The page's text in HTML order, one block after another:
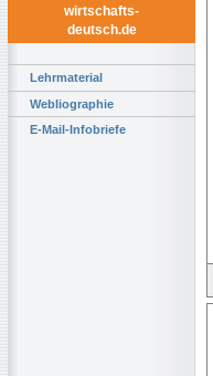
wirtschafts-
deutsch.de
Lehrmaterial
Webliographie
E-Mail-Infobriefe